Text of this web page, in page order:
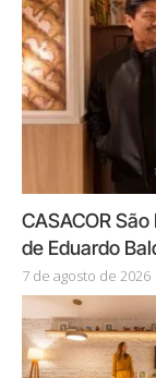
CASACOR
de Eduardo
7 de agosto de 2026